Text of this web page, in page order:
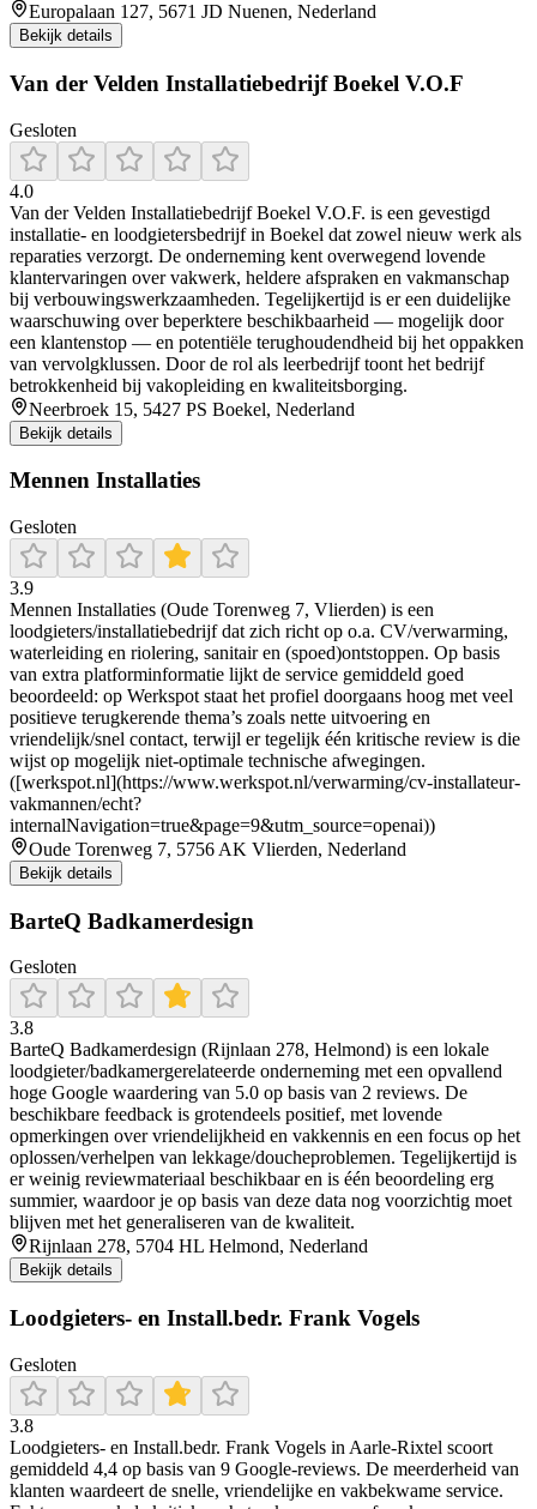
Europalaan 127, 5671 JD Nuenen, Nederland
Bekijk details
Van der Velden Installatiebedrijf Boekel V.O.F
Gesloten
4.0
Van der Velden Installatiebedrijf Boekel V.O.F. is een gevestigd
installatie- en loodgietersbedrijf in Boekel dat zowel nieuw werk als
reparaties verzorgt. De onderneming kent overwegend lovende
klantervaringen over vakwerk, heldere afspraken en vakmanschap
bij verbouwingswerkzaamheden. Tegelijkertijd is er een duidelijke
waarschuwing over beperktere beschikbaarheid — mogelijk door
een klantenstop — en potentiële terughoudendheid bij het oppakken
van vervolgklussen. Door de rol als leerbedrijf toont het bedrijf
betrokkenheid bij vakopleiding en kwaliteitsborging.
Neerbroek 15, 5427 PS Boekel, Nederland
Bekijk details
Mennen Installaties
Gesloten
3.9
Mennen Installaties (Oude Torenweg 7, Vlierden) is een
loodgieters/installatiebedrijf dat zich richt op o.a. CV/verwarming,
waterleiding en riolering, sanitair en (spoed)ontstoppen. Op basis
van extra platforminformatie lijkt de service gemiddeld goed
beoordeeld: op Werkspot staat het profiel doorgaans hoog met veel
positieve terugkerende thema’s zoals nette uitvoering en
vriendelijk/snel contact, terwijl er tegelijk één kritische review is die
wijst op mogelijk niet-optimale technische afwegingen.
([werkspot.nl](https://www.werkspot.nl/verwarming/cv-installateur-
vakmannen/echt?
internalNavigation=true&page=9&utm_source=openai))
Oude Torenweg 7, 5756 AK Vlierden, Nederland
Bekijk details
BarteQ Badkamerdesign
Gesloten
3.8
BarteQ Badkamerdesign (Rijnlaan 278, Helmond) is een lokale
loodgieter/badkamergerelateerde onderneming met een opvallend
hoge Google waardering van 5.0 op basis van 2 reviews. De
beschikbare feedback is grotendeels positief, met lovende
opmerkingen over vriendelijkheid en vakkennis en een focus op het
oplossen/verhelpen van lekkage/doucheproblemen. Tegelijkertijd is
er weinig reviewmateriaal beschikbaar en is één beoordeling erg
summier, waardoor je op basis van deze data nog voorzichtig moet
blijven met het generaliseren van de kwaliteit.
Rijnlaan 278, 5704 HL Helmond, Nederland
Bekijk details
Loodgieters- en Install.bedr. Frank Vogels
Gesloten
3.8
Loodgieters- en Install.bedr. Frank Vogels in Aarle‑Rixtel scoort
gemiddeld 4,4 op basis van 9 Google‑reviews. De meerderheid van
klanten waardeert de snelle, vriendelijke en vakbekwame service.